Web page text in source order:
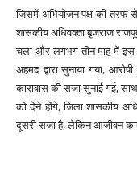
जिसमें अभियोजन पक्ष की तरफ
शासकीय अधिवक्ता बृजराज
चला और लगभग तीन माह में इस
अहमद द्वारा सुनाया गया,
कारावास की सजा सुनाई गई,
को देने होंगे, जिला शासकीय
दूसरी सजा है, लेकिन आजीवन